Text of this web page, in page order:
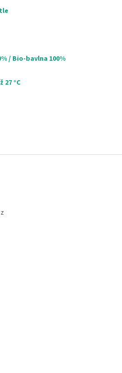
/ Bio-bavlna 100%
27 °C